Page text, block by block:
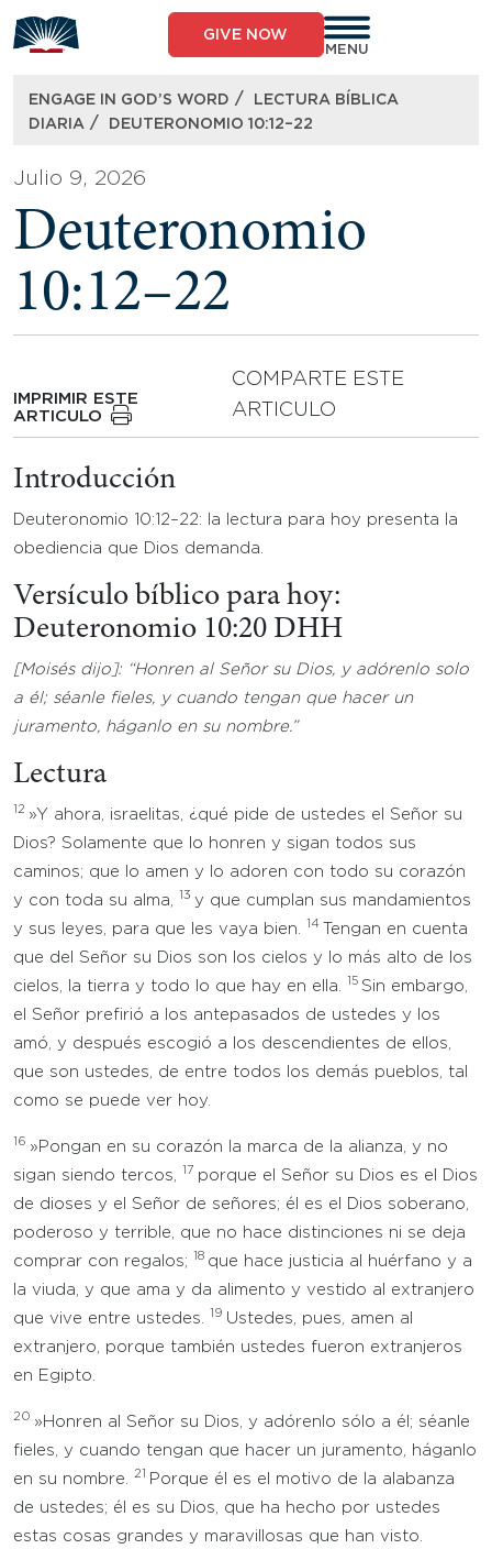
to
content
GIVE NOW
MENU
ENGAGE IN GOD’S WORD /
LECTURA BÍBLICA
DIARIA / DEUTERONOMIO 10:12–22
Julio 9, 2026
Deuteronomio
10:12–22
IMPRIMIR ESTE
ARTICULO
COMPARTE ESTE
ARTICULO
Introducción
Deuteronomio 10:12–22: la lectura para hoy presenta la
obediencia que Dios demanda.
Versículo bíblico para hoy:
Deuteronomio 10:20 DHH
[Moisés dijo]: “Honren al Señor su Dios, y adórenlo solo
a él; séanle fieles, y cuando tengan que hacer un
juramento, háganlo en su nombre.”
Lectura
12 »Y ahora, israelitas, ¿qué pide de ustedes el Señor su
Dios? Solamente que lo honren y sigan todos sus
caminos; que lo amen y lo adoren con todo su corazón
y con toda su alma,
13 y que cumplan sus mandamientos
y sus leyes, para que les vaya bien.
14
Tengan en cuenta
que del Señor su Dios son los cielos y lo más alto de los
cielos, la tierra y todo lo que hay en ella.
15 Sin embargo,
el Señor prefirió a los antepasados de ustedes y los
amó, y después escogió a los descendientes de ellos,
que son ustedes, de entre todos los demás pueblos, tal
como se puede ver hoy.
16 »Pongan en su corazón la marca de la alianza, y no
sigan siendo tercos,
17 porque el Señor su Dios es el Dios
de dioses y el Señor de señores; él es el Dios soberano,
poderoso y terrible, que no hace distinciones ni se deja
comprar con regalos;
18 que hace justicia al huérfano y a
la viuda, y que ama y da alimento y vestido al extranjero
que vive entre ustedes.
19 Ustedes, pues, amen al
extranjero, porque también ustedes fueron extranjeros
en Egipto.
20 »Honren al Señor su Dios, y adórenlo sólo a él; séanle
fieles, y cuando tengan que hacer un juramento, háganlo
en su nombre.
21
Porque él es el motivo de la alabanza
de ustedes; él es su Dios, que ha hecho por ustedes
estas cosas grandes y maravillosas que han visto.